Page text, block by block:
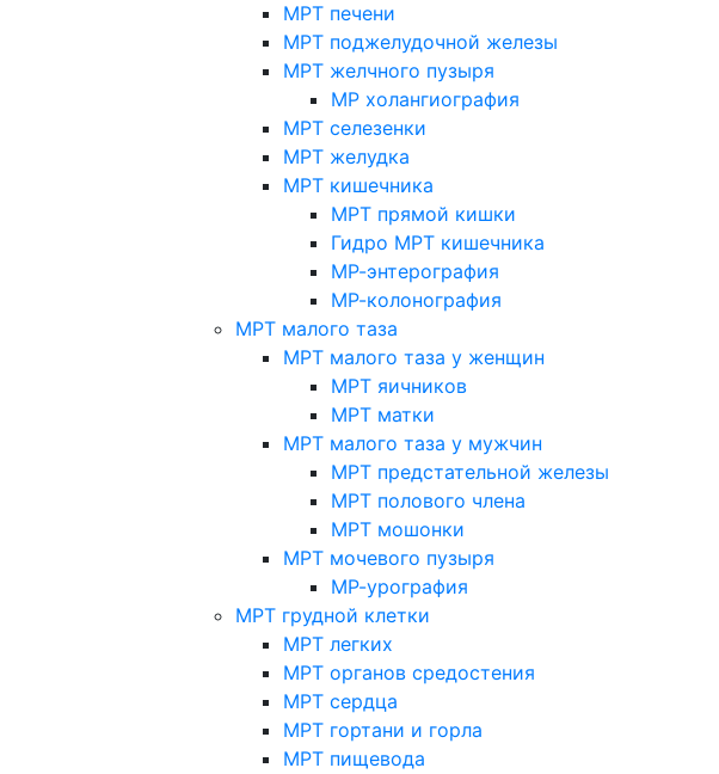
МРТ печени
МРТ поджелудочной железы
МРТ желчного пузыря
МР холангиография
МРТ селезенки
МРТ желудка
МРТ кишечника
МРТ прямой кишки
Гидро МРТ кишечника
МР-энтерография
МР-колонография
МРТ малого таза
МРТ малого таза у женщин
МРТ яичников
МРТ матки
МРТ малого таза у мужчин
МРТ предстательной железы
МРТ полового члена
МРТ мошонки
МРТ мочевого пузыря
МР-урография
МРТ грудной клетки
МРТ легких
МРТ органов средостения
МРТ сердца
МРТ гортани и горла
МРТ пищевода